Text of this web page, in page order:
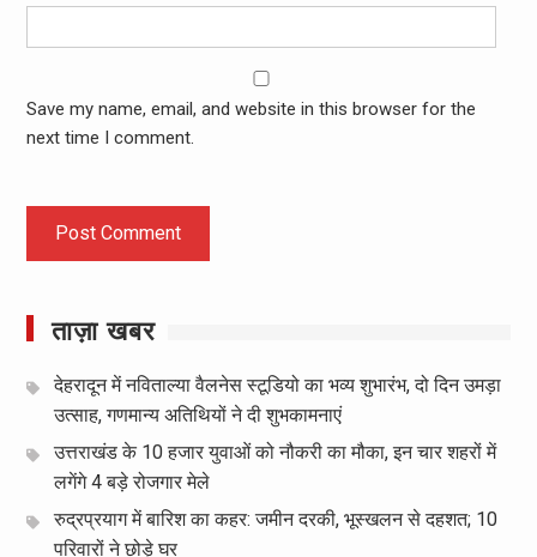
Save my name, email, and website in this browser for the
next time I comment.
ताज़ा खबर
देहरादून में नविताल्या वैलनेस स्टूडियो का भव्य शुभारंभ, दो दिन उमड़ा
उत्साह, गणमान्य अतिथियों ने दी शुभकामनाएं
उत्तराखंड के 10 हजार युवाओं को नौकरी का मौका, इन चार शहरों में
लगेंगे 4 बड़े रोजगार मेले
रुद्रप्रयाग में बारिश का कहर: जमीन दरकी, भूस्खलन से दहशत; 10
परिवारों ने छोड़े घर